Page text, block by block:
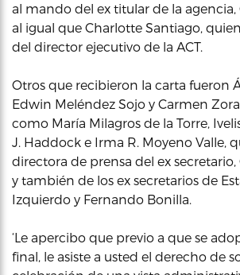
al mando del ex titular de la agencia,
al igual que Charlotte Santiago,
del director ejecutivo de la ACT.
Otros que recibieron la carta fueron
Edwin Meléndez Sojo y Carmen
como María Milagros de la Torre,
J. Haddock e Irma R. Moyeno Valle,
directora de prensa del ex secretario,
y también de los ex secretarios de
Izquierdo y Fernando Bonilla.
‘Le apercibo que previo a que se
final, le asiste a usted el derecho de